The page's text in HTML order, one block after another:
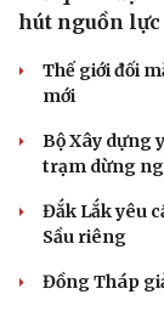
Văn hóa
hút nguồn
Thế giới đối
mới
Bộ Xây dựng
trạm dừng
Đắk Lắk yêu
Sầu riêng
Đồng Tháp